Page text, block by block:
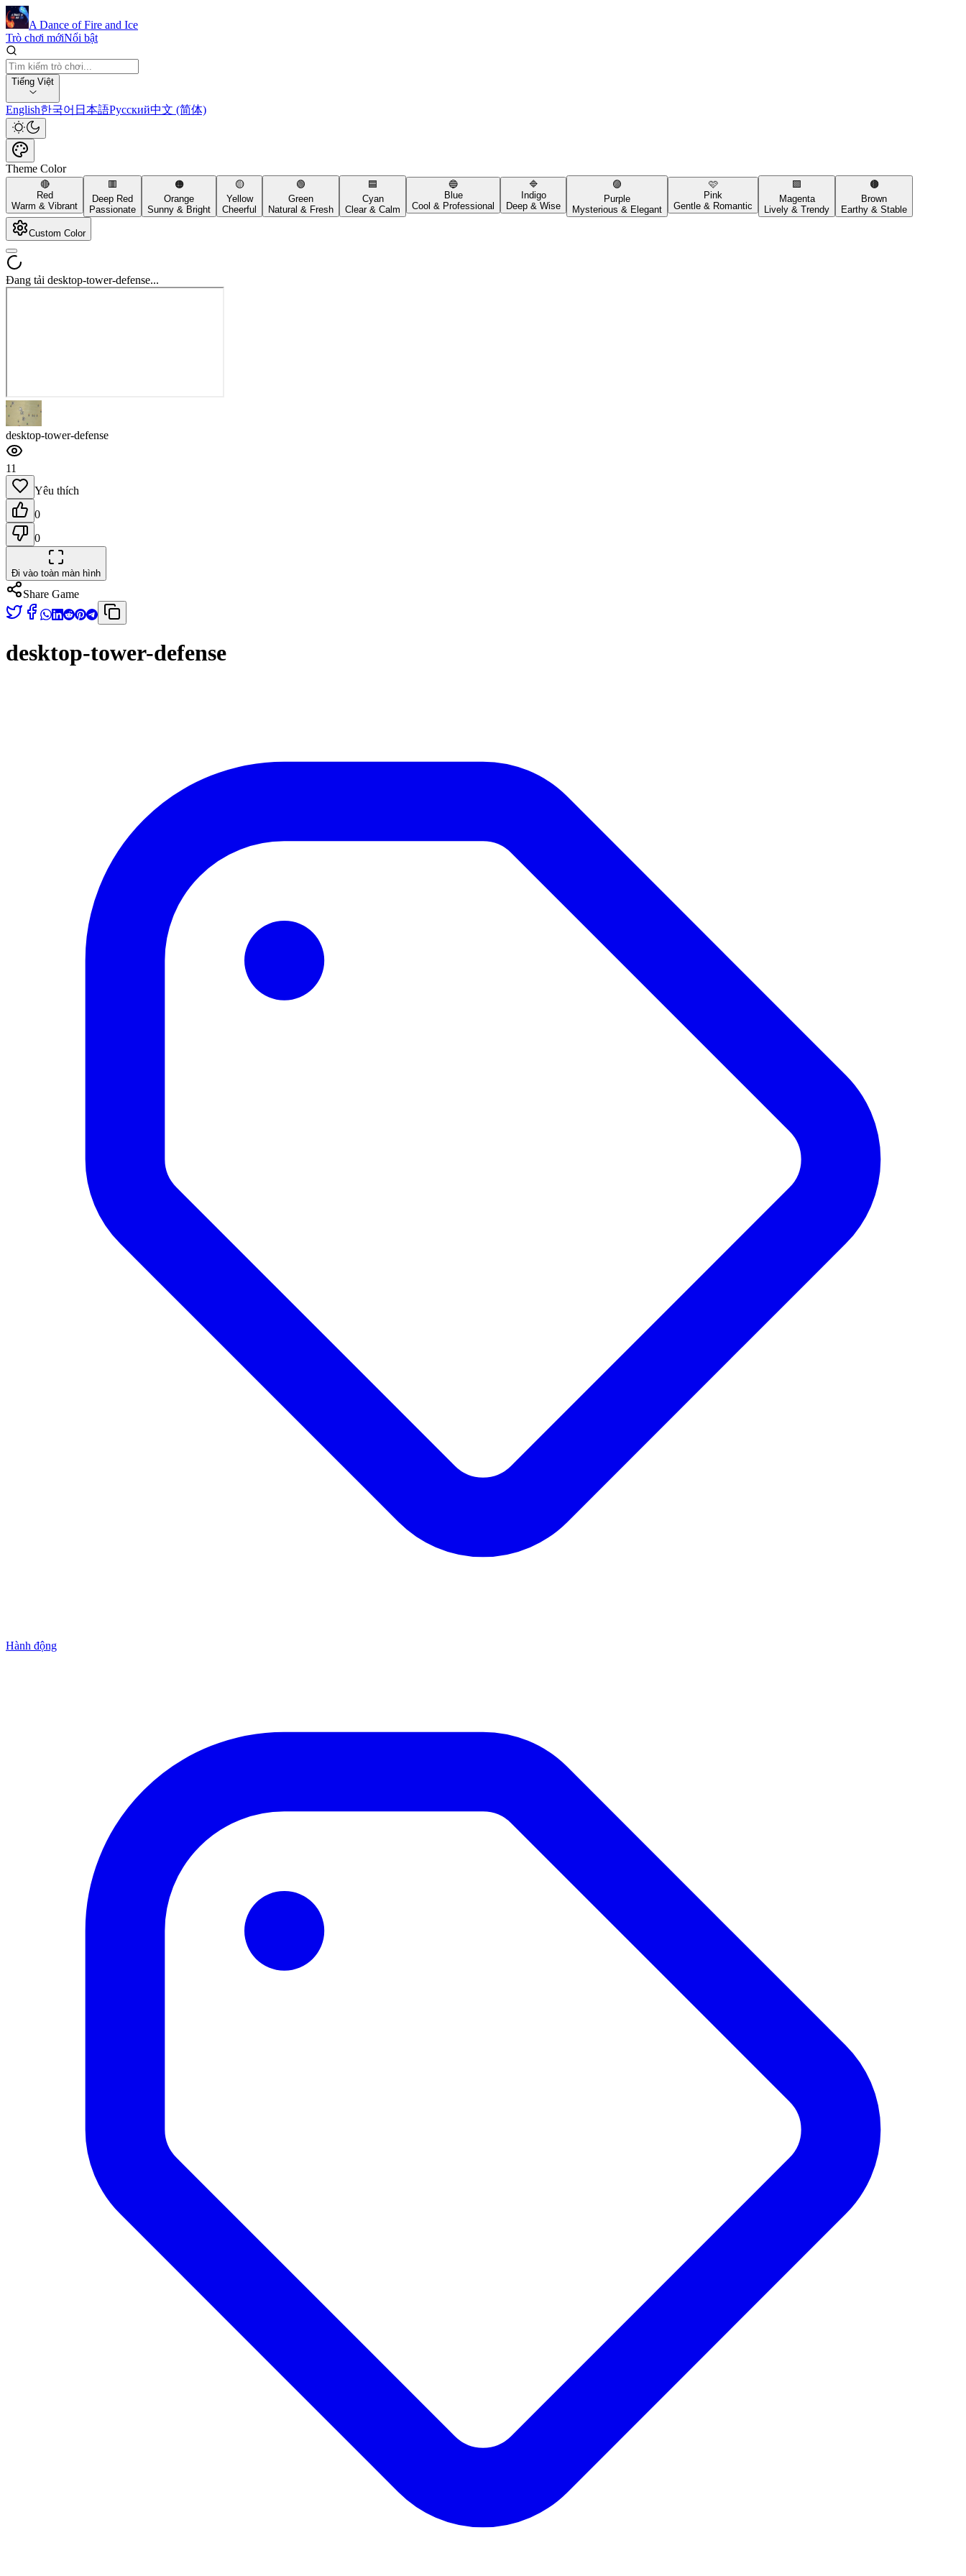
A Dance of Fire and Ice
Trò chơi mớiNổi bật
Tiếng Việt
English한국어 日本語Русский中文 (简体)
Theme Color
🔴
Red
Warm & Vibrant
🟥
Deep Red
Passionate
🟠
Orange
Sunny & Bright
🟡
Yellow
Cheerful
🟢
Green
Natural & Fresh
🟦
Cyan
Clear & Calm
🔵
Blue
Cool & Professional
🔷
Indigo
Deep & Wise
🟣
Purple
Mysterious & Elegant
🩷
Pink
Gentle & Romantic
🟪
Magenta
Lively & Trendy
🟤
Brown
Earthy & Stable
Custom Color
Đang tải desktop-tower-defense...
desktop-tower-defense
11
Yêu thích
0
0
Đi vào toàn màn hình
Share Game
desktop-tower-defense
Hành động